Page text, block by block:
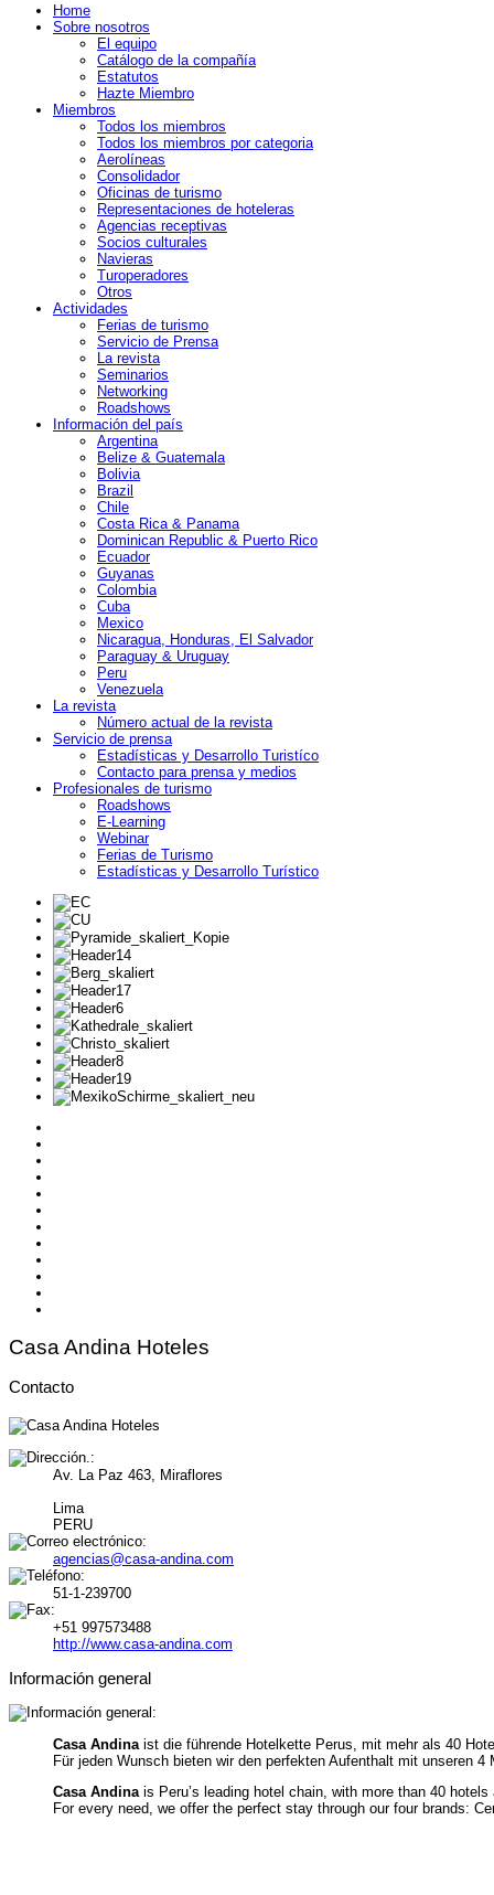
Home
Sobre nosotros
El equipo
Catálogo de la compañía
Estatutos
Hazte Miembro
Miembros
Todos los miembros
Todos los miembros por categoria
Aerolíneas
Consolidador
Oficinas de turismo
Representaciones de hoteleras
Agencias receptivas
Socios culturales
Navieras
Turoperadores
Otros
Actividades
Ferias de turismo
Servicio de Prensa
La revista
Seminarios
Networking
Roadshows
Información del país
Argentina
Belize & Guatemala
Bolivia
Brazil
Chile
Costa Rica & Panama
Dominican Republic & Puerto Rico
Ecuador
Guyanas
Colombia
Cuba
Mexico
Nicaragua, Honduras, El Salvador
Paraguay & Uruguay
Peru
Venezuela
La revista
Número actual de la revista
Servicio de prensa
Estadísticas y Desarrollo Turistíco
Contacto para prensa y medios
Profesionales de turismo
Roadshows
E-Learning
Webinar
Ferias de Turismo
Estadísticas y Desarrollo Turístico
Casa Andina Hoteles
Contacto
Av. La Paz 463, Miraflores
Lima
PERU
agencias@casa-andina.com
51-1-239700
+51 997573488
http://www.casa-andina.com
Información general
Casa Andina ist die führende Hotelkette Perus, mit mehr als 40
Für jeden Wunsch bieten wir den perfekten Aufenthalt mit unseren
Casa Andina is Peru’s leading hotel chain, with more than 40
For every need, we offer the perfect stay through our four brands: